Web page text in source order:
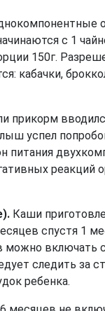
с 1
150г.
кабачки,
прикорм
успел
питания
реакций
Каши
спустя 1
можно включать
следить за
ребенка.